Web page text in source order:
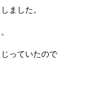
ました。
っていたので